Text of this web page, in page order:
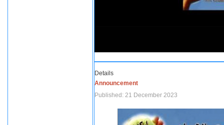
Details
Announcement
Published: 21 December 2023